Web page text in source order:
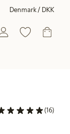
Denmark / DKK
(16)